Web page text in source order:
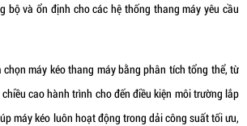
bộ và ổn định cho các hệ thống thang máy yêu cầu
chọn máy kéo thang máy bằng phân tích tổng thể, từ
cao hành trình cho đến điều kiện môi trường lắp
máy kéo luôn hoạt động trong dải công suất tối ưu,